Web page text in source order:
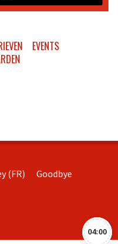
04:00
EVENTS
(FR) Goodbye